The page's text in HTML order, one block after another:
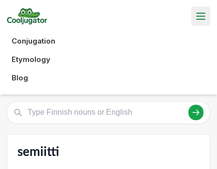
Conjugation
Etymology
Blog
semiitti